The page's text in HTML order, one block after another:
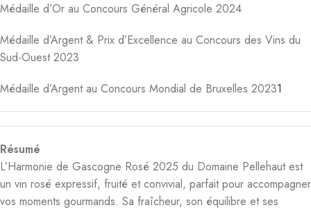
Médaille d’Or au Concours Général Agricole 2024
Médaille d’Argent & Prix d’Excellence au Concours des Vins du
Sud-Ouest 2023
Médaille d’Argent au Concours Mondial de Bruxelles 20231
Résumé
L’Harmonie de Gascogne Rosé 2025 du Domaine Pellehaut est
un vin rosé expressif, fruité et convivial, parfait pour accompagner
vos moments gourmands. Sa fraîcheur, son équilibre et ses